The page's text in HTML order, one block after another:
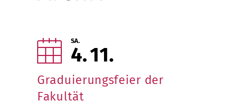
SA.
4 11
Graduierungsfeier der
Fakultät